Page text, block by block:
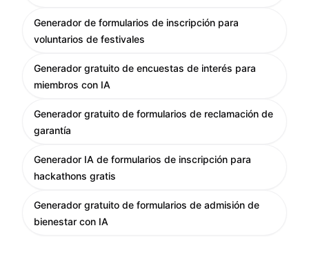
Generador de formularios de inscripción para
voluntarios de festivales
Generador gratuito de encuestas de interés para
miembros con IA
Generador gratuito de formularios de reclamación de
garantía
Generador IA de formularios de inscripción para
hackathons gratis
Generador gratuito de formularios de admisión de
bienestar con IA